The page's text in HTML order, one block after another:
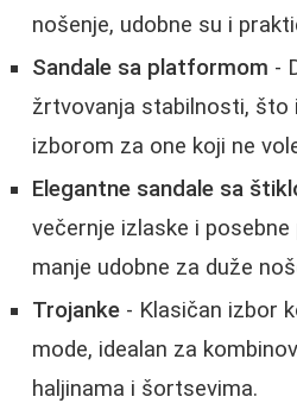
nošenje, udobne su i
Sandale sa platformom -
žrtvovanja stabilnosti, što
izborom za one koji ne
Elegantne sandale sa
večernje izlaske i
manje udobne za duže
Trojanke - Klasičan izbor
mode, idealan za
haljinama i šortsevima.